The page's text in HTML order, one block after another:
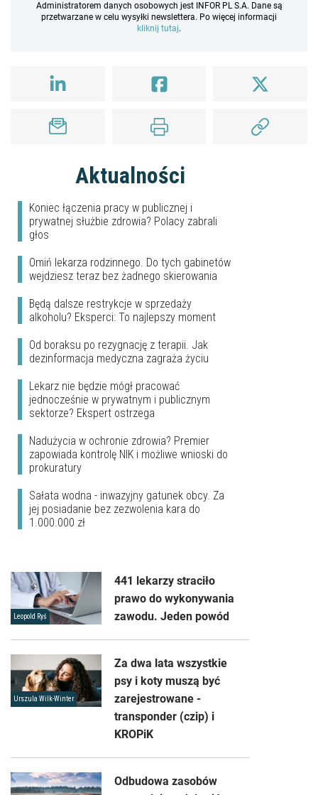
Administratorem danych osobowych jest INFOR PL S.A. Dane są
przetwarzane w celu wysyłki newslettera. Po więcej informacji
kliknij tutaj.
Aktualności
Koniec łączenia pracy w publicznej i
prywatnej służbie zdrowia? Polacy zabrali
głos
Omiń lekarza rodzinnego. Do tych gabinetów
wejdziesz teraz bez żadnego skierowania
Będą dalsze restrykcje w sprzedaży
alkoholu? Eksperci: To najlepszy moment
Od boraksu po rezygnację z terapii. Jak
dezinformacja medyczna zagraża życiu
Lekarz nie będzie mógł pracować
jednocześnie w prywatnym i publicznym
sektorze? Ekspert ostrzega
Nadużycia w ochronie zdrowia? Premier
zapowiada kontrolę NIK i możliwe wnioski do
prokuratury
Sałata wodna - inwazyjny gatunek obcy. Za
jej posiadanie bez zezwolenia kara do
1.000.000 zł
Leopold Ryś
441 lekarzy straciło
prawo do wykonywania
zawodu. Jeden powód
Urszula Wilk-Winter
Za dwa lata wszystkie
psy i koty muszą być
zarejestrowane -
transponder (czip) i
KROPiK
Odbudowa zasobów